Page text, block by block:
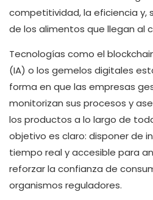
competitividad, la eficiencia y,
de los alimentos que llegan al
Tecnologías como el
(IA) o los gemelos digitales
forma en que las empresas
monitorizan sus procesos y
los productos a lo largo de
objetivo es claro: disponer de
tiempo real y accesible para
reforzar la confianza de
organismos reguladores.